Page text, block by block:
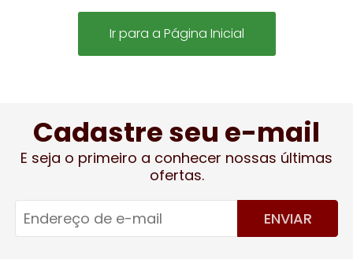
Ir para a Página Inicial
Cadastre seu e-mail
E seja o primeiro a conhecer nossas últimas
ofertas.
ENVIAR